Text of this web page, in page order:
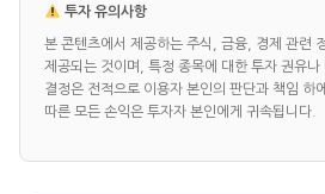
투자 유의사항
본 콘텐츠에서 제공하는 주식, 금융, 경제 관련
제공되는 것이며, 특정 종목에 대한 투자 권유
결정은 전적으로 이용자 본인의 판단과 책임 하
따른 모든 손익은 투자자 본인에게 귀속됩니다.